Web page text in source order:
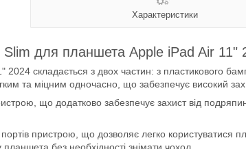
Характеристики
для планшета Apple iPad Air 11"
складається з двох частин: з пластикового
та міцним одночасно, що забезпечує високий
що додатково забезпечує захист від
портів пристрою, що дозволяє легко